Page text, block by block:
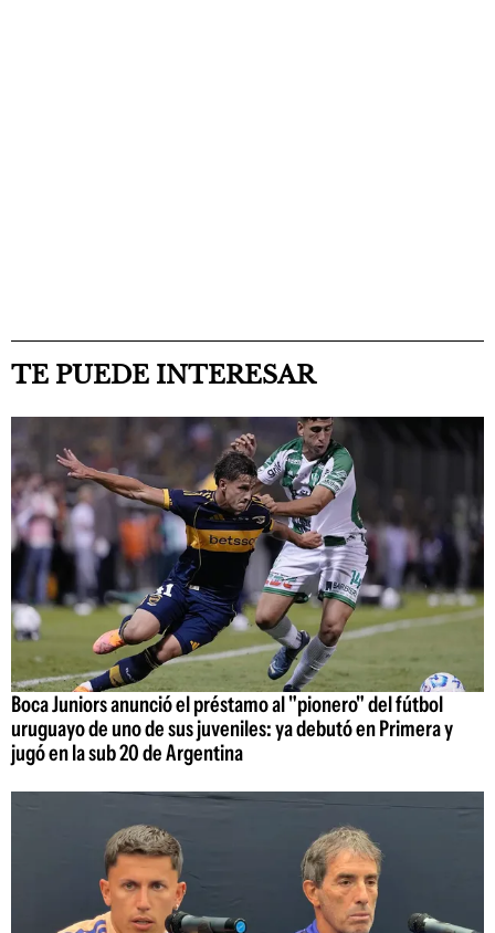
TE PUEDE INTERESAR
Boca Juniors anunció el préstamo al "pionero" del fútbol
uruguayo de uno de sus juveniles: ya debutó en Primera y
jugó en la sub 20 de Argentina